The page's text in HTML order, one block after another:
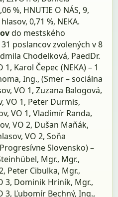
%, HNUTIE O NÁS, 9,
0,71 %, NEKA.
do mestského
poslancov zvolených v 8
Chodelková, PaedDr.
1, Karol Čepec (NEKA) – 1
Ing., (Smer – sociálna
VO 1, Zuzana Balogová,
VO 1, Peter Durmis,
VO 1, Vladimír Randa,
VO 2, Dušan Maňák,
VO 2, Soňa
Slovensko) –
Mgr., Mgr.,
Peter Cibulka, Mgr.,
3, Dominik Hriník, Mgr.,
3, Ľubomír Bechný, Ing.,